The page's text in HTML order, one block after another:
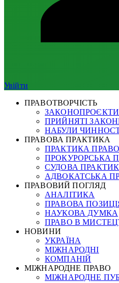
Увійти
ПРАВОТВОРЧІСТЬ
ЗАКОНОПРОЄКТИ
ПРИЙНЯТІ
НАБУЛИ
ПРАВОВА ПРАКТИКА
ПРАКТИКА
ПРОКУРОРСЬКА
СУДОВА
АДВОКАТСЬКА
ПРАВОВИЙ ПОГЛЯД
АНАЛІТИКА
ПРАВОВА
НАУКОВА ДУМКА
ПРАВО В
НОВИНИ
УКРАЇНА
МІЖНАРОДНІ
КОМПАНІЙ
МІЖНАРОДНЕ ПРАВО
МІЖНАРОДНЕ